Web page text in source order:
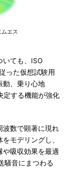
エス
ても、ISO
った仮想試験用
動、乗り心地
定する機能が強化
数で顕著に現れ
モデリングし、
や吸収効果を最適
騒音にまつわる